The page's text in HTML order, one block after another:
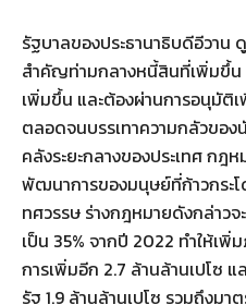
รัฐบาลของประธานาธิบดีอีวาน
สำคัญท่ามกลางหนี้สินที่เพิ่มขึ้น
เพิ่มขึ้น และต้องผ่านการอนุมัติ
ตลอดจนบรรเทาความกลัวขอ
คลังระยะกลางของประเทศ กฎ
พัฒนาการของมนุษย์ที่ก้าวกระ
ทศวรรษ ร่างกฎหมายดังกล่าว
เป็น 35% จากปี 2022 ทำให้เพิ่
การเพิ่มอีก 2.7 ล้านล้านเปโซ
รัฐ 1.9 ล้านล้านเปโซ รวมถึงมา